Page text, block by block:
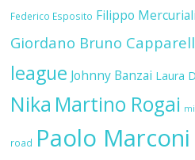
Federico Esposito Filippo Mercuriali
Giordano Bruno
league Johnny Banzai Laura
Nika Martino Rogai
road Paolo Marconi